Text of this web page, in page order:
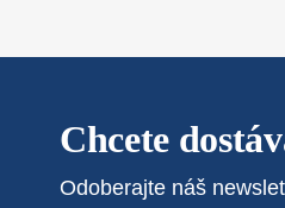
Chcete
Odoberajte náš